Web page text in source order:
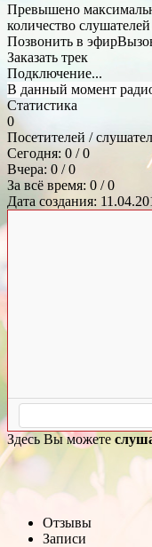
Превышено
количество слушателей
Позвонить в эфир
Заказать трек
Подключение...
В данный момент
Статистика
0
Посетителей /
Сегодня: 0 / 0
Вчера: 0 / 0
За всё время: 0 / 0
Дата создания:
Здесь Вы можете
Отзывы
Записи